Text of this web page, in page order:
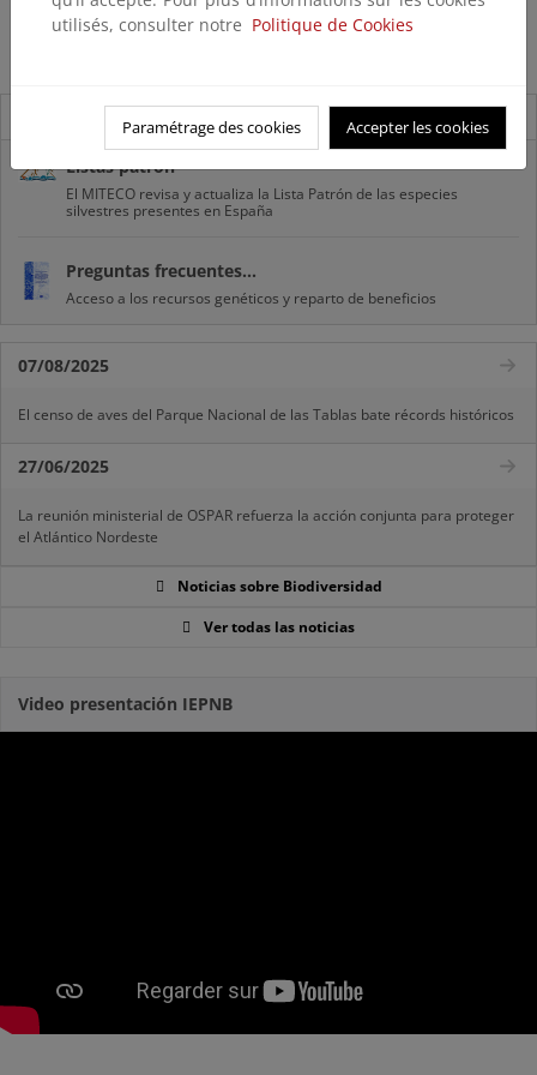
Demarcación marina Canaria 1km
Listas patrón
El MITECO revisa y actualiza la Lista Patrón de las especies
silvestres presentes en España
Preguntas frecuentes...
Acceso a los recursos genéticos y reparto de beneficios
07/08/2025
El censo de aves del Parque Nacional de las Tablas bate récords históricos
27/06/2025
La reunión ministerial de OSPAR refuerza la acción conjunta para proteger
el Atlántico Nordeste
Noticias sobre Biodiversidad
Ver todas las noticias
Video presentación IEPNB
utilisés, consulter notre Politique de Cookies
Paramétrage des cookies Accepter les cookies